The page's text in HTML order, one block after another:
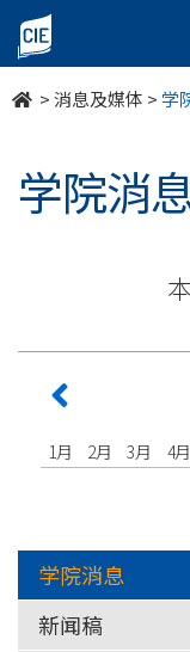
undefined
>消息及媒体 >学
学院消
1月 2月 3月 4月
学院消息
新闻稿